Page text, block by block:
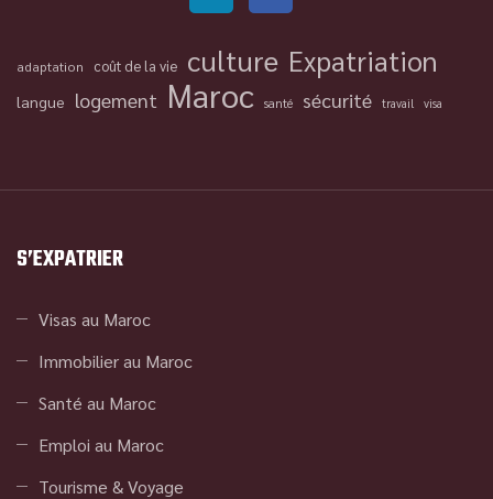
adaptation coût de la vie culture Expatriation
langue logement Maroc santé sécurité travail visa
S’EXPATRIER
Visas au Maroc
Immobilier au Maroc
Santé au Maroc
Emploi au Maroc
Tourisme & Voyage